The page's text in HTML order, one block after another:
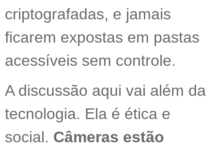
criptografadas, e jamais
ficarem expostas em pastas
acessíveis sem controle.
A discussão aqui vai além da
tecnologia. Ela é ética e
social. Câmeras estão